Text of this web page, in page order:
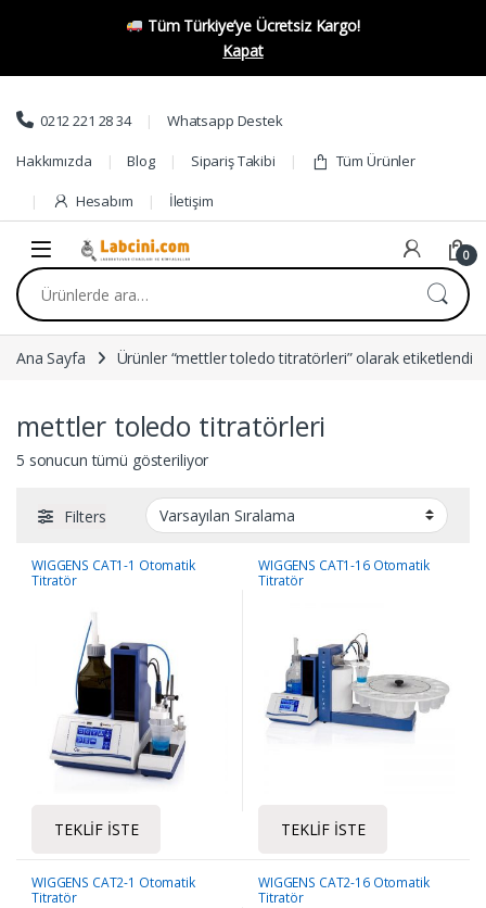
Tüm Türkiye’ye Ücretsiz Kargo!
Kapat
Skip to navigation
Skip to content
0212 221 28 34 Whatsapp Destek
Hakkımızda Blog Sipariş Takibi Tüm Ürünler
Hesabım İletişim
0
Ara:
Ana Sayfa Ürünler “mettler toledo titratörleri” olarak etiketlendi
mettler toledo titratörleri
5 sonucun tümü gösteriliyor
Filters
WIGGENS CAT1-1 Otomatik
Titratör
TEKLIF İSTE
WIGGENS CAT1-16 Otomatik
Titratör
TEKLIF İSTE
WIGGENS CAT2-1 Otomatik
Titratör
WIGGENS CAT2-16 Otomatik
Titratör